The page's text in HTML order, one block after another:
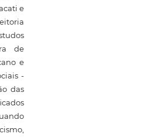
e
de
e
-
das